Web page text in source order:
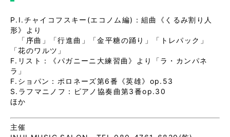
P.I.チャイコフスキー(エコノム編)：組曲《くるみ割り人
形》より
「序曲」「行進曲」「金平糖の踊り」「トレパック」
「花のワルツ」
F.リスト：《パガニーニ大練習曲》より「ラ・カンパネ
ラ」
F.ショパン：ポロネーズ第6番《英雄》op.53
S.ラフマニノフ：ピアノ協奏曲第3番op.30
ほか
主催